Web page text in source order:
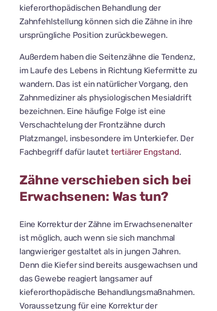
kieferorthopädischen Behandlung der
Zahnfehlstellung können sich die Zähne in ihre
ursprüngliche Position zurückbewegen.
Außerdem haben die Seitenzähne die Tendenz,
im Laufe des Lebens in Richtung Kiefermitte zu
wandern. Das ist ein natürlicher Vorgang, den
Zahnmediziner als physiologischen Mesialdrift
bezeichnen. Eine häufige Folge ist eine
Verschachtelung der Frontzähne durch
Platzmangel, insbesondere im Unterkiefer. Der
Fachbegriff dafür lautet tertiärer Engstand.
Zähne verschieben sich bei
Erwachsenen: Was tun?
Eine Korrektur der Zähne im Erwachsenenalter
ist möglich, auch wenn sie sich manchmal
langwieriger gestaltet als in jungen Jahren.
Denn die Kiefer sind bereits ausgewachsen und
das Gewebe reagiert langsamer auf
kieferorthopädische Behandlungsmaßnahmen.
Voraussetzung für eine Korrektur der